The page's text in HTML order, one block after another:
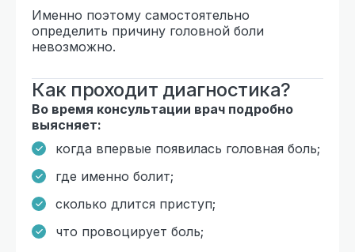
Именно поэтому самостоятельно
определить причину головной боли
невозможно.
Как проходит диагностика?
Во время консультации врач подробно
выясняет:
когда впервые появилась головная боль;
где именно болит;
сколько длится приступ;
что провоцирует боль;